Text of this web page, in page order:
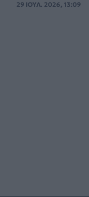
29 ΙΟΥΛ. 2026, 13:09